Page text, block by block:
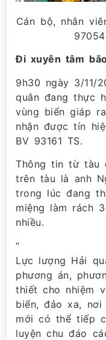
Cán bộ, nhân
Đi xuyên tâm
9h30 ngày 3/11/
quân đang thực
vùng biển giáp
nhận được tín
BV 93161 TS.
Thông tin từ tàu
trên tàu là anh
trong lúc đang
miệng làm rách
nhiều.
“
Lực lượng Hải
phương án,
thiết cho nhiệm
biển, đảo xa,
mới có thể tiếp
luyện chu đáo